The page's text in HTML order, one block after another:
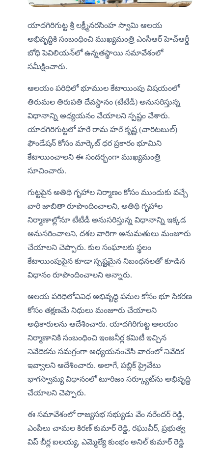
యాదగిరిగుట్ట శ్రీ లక్ష్మీనరసింహ స్వామి ఆలయ
అభివృద్ధికి సంబంధించి ముఖ్యమంత్రి ఎంసీఆర్ హెచ్‌ఆర్డీ
బోధి పెవిలియన్‌లో ఉన్నతస్థాయి సమావేశంలో
సమీక్షించారు.
ఆలయం పరిధిలో భూముల కేటాయింపు విషయంలో
తిరుమల తిరుపతి దేవస్థానం (టీటీడీ) అనుసరిస్తున్న
విధానాన్ని అధ్యయనం చేయాలని స్పష్టం చేశారు.
యాదగిరిగుట్టలో హరే రామ హరే కృష్ణ (చారిటబుల్)
ఫౌండేషన్ కోసం మార్కెట్ ధర ప్రకారం భూమిని
కేటాయించాలని ఈ సందర్భంగా ముఖ్యమంత్రి
సూచించారు.
గుట్టపైన అతిథి గృహాల నిర్మాణం కోసం ముందుకు వచ్చే
వారి జాబితా రూపొందించాలని, అతిథి గృహాల
నిర్మాణాల్లోనూ టీటీడీ అనుసరిస్తున్న విధానాన్ని ఇక్కడ
అనుసరించాలని, దశల వారిగా అనుమతులు మంజూరు
చేయాలని చెప్పారు. కుల సంఘాలకు స్థలం
కేటాయింపుపైన కూడా స్పష్టమైన నిబంధనలతో కూడిన
విధానం రూపొందించాలని అన్నారు.
ఆలయ పరిధిలోవివిధ అభివృద్ధి పనుల కోసం భూ సేకరణ
కోసం తక్షణమే నిధులు మంజూరు చేయాలని
అధికారులను ఆదేశించారు. యాదగిరిగుట్ట ఆలయం
నిర్మాణానికి సంబంధించి ఇంజనీర్ల కమిటీ ఇచ్చిన
నివేదికను సమగ్రంగా అధ్యయనంచేసి వారంలో నివేదిక
ఇవ్వాలని ఆదేశించారు. అలాగే, పబ్లిక్ ప్రైవేటు
భాగస్వామ్య విధానంలో టూరిజం సర్క్యూట్‌ను అభివృద్ధి
చేయాలని చెప్పారు.
ఈ సమావేశంలో రాజ్యసభ సభ్యుడు వేం నరేందర్ రెడ్డి,
ఎంపీలు చామల కిరణ్ కుమార్ రెడ్డి, రఘువీర్, ప్రభుత్వ
విప్ బీర్ల ఐలయ్య, ఎమ్మెల్యే కుంభం అనిల్ కుమార్ రెడ్డి